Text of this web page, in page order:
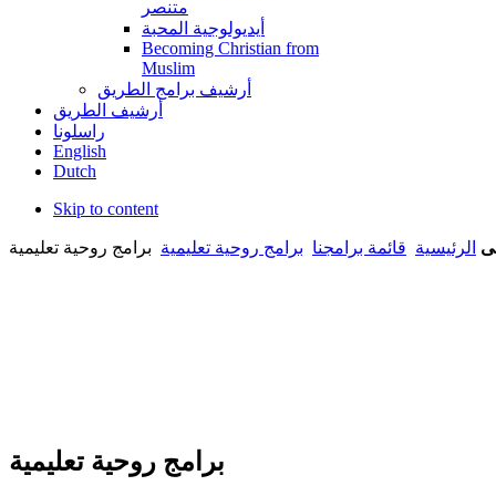
متنصر
أيديولوجية المحبة
Becoming Christian from
Muslim
أرشيف برامج الطريق
أرشيف الطريق
راسلونا
English
Dutch
Skip to content
الرئيسية قائمة برامجنا برامج روحية تعليمية برامج روحية تعليمية
برامج روحية تعليمية